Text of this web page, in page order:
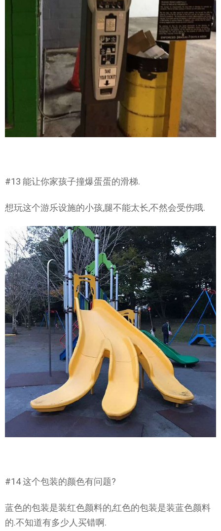
#13 能让你家孩子撞爆蛋蛋的滑梯.
想玩这个游乐设施的小孩,腿不能太长,不然会受伤哦.
#14 这个包装的颜色有问题?
蓝色的包装是装红色颜料的,红色的包装是装蓝色颜料
的.不知道有多少人买错啊.